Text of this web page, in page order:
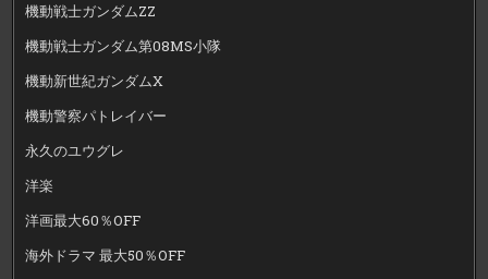
機動戦士ガンダムZZ
機動戦士ガンダム第08MS小隊
機動新世紀ガンダムX
機動警察パトレイバー
永久のユウグレ
洋楽
洋画最大60％OFF
海外ドラマ 最大50％OFF